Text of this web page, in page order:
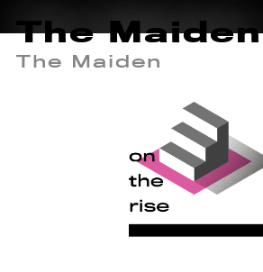
The Maiden
The Maiden